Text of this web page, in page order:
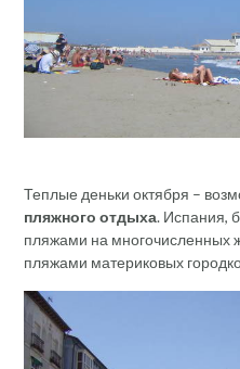
Теплые деньки октября –
пляжного отдыха. Испания,
пляжами на многочисленных
пляжами материковых